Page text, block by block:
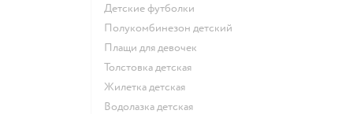
Детские футболки
Полукомбинезон детский
Плащи для девочек
Толстовка детская
Жилетка детская
Водолазка детская